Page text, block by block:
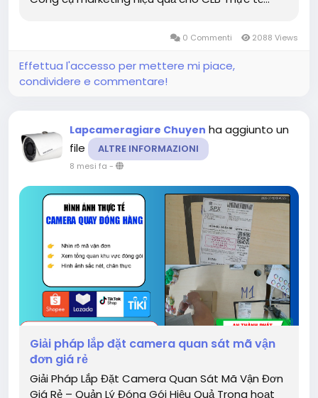
0 Commenti 2088 Views
Effettua l'accesso per mettere mi piace,
condividere e commentare!
Lapcameragiare Chuyen ha aggiunto un
file
ALTRE INFORMAZIONI
8 mesi fa -
Giải pháp lắp đặt camera quan sát mã vận
đơn giá rẻ
Giải Pháp Lắp Đặt Camera Quan Sát Mã Vận Đơn
Giá Rẻ – Quản Lý Đóng Gói Hiệu Quả Trong hoạt